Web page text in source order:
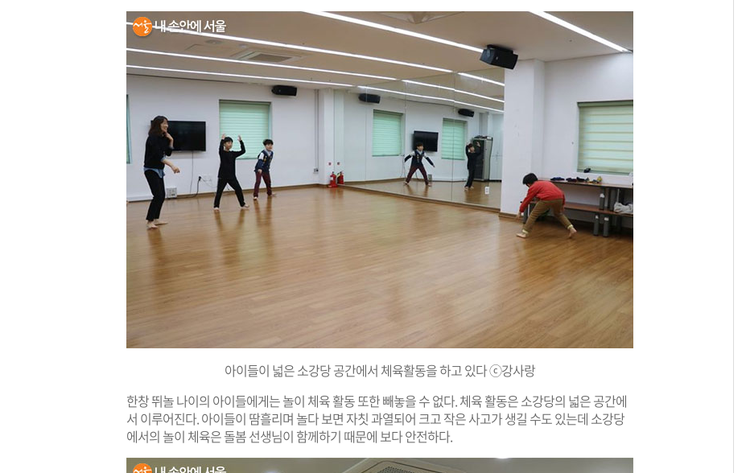
아이들이 넓은 소강당 공간에서 체육활동을 하고 있다 ⓒ강사랑
한창 뛰놀 나이의 아이들에게는 놀이 체육 활동 또한 빼놓을 수 없다. 체육 활동은 소강당의 넓은 공간에
서 이루어진다. 아이들이 땀흘리며 놀다 보면 자칫 과열되어 크고 작은 사고가 생길 수도 있는데 소강당
에서의 놀이 체육은 돌봄 선생님이 함께하기 때문에 보다 안전하다.